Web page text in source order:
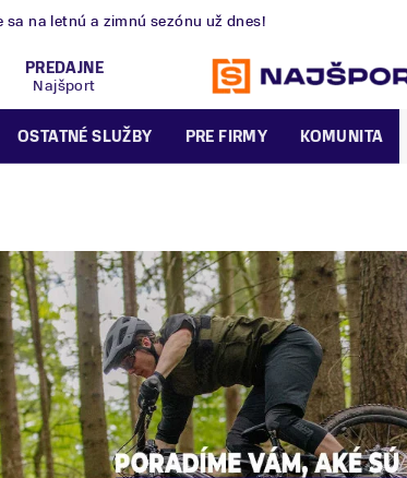
sa na letnú a zimnú sezónu už dnes!
PREDAJNE
Najšport
OSTATNÉ SLUŽBY PRE FIRMY KOMUNITA